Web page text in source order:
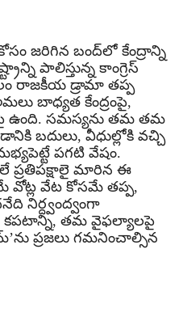
జరిగిన బంద్‌లో కేంద్రాన్ని
పాలిస్తున్న కాంగ్రెస్
రాజకీయ డ్రామా తప్ప
బాధ్యత కేంద్రంపై,
ఉంది. సమస్యను తమ తమ
బదులు, వీధుల్లోకి వచ్చి
పగటి వేషం.
ప్రతిపక్షాలై మారిన ఈ
వోట్ల వేట కోసమే తప్ప,
నిర్ద్వంద్వంగా
కపటాన్ని, తమ వైఫల్యాలపై
ప్రజలు గమనించాల్సిన